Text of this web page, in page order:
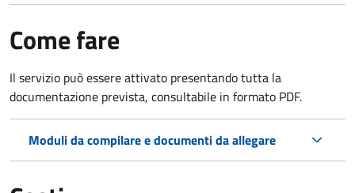
Come fare
Il servizio può essere attivato presentando tutta la
documentazione prevista, consultabile in formato PDF.
Moduli da compilare e documenti da allegare